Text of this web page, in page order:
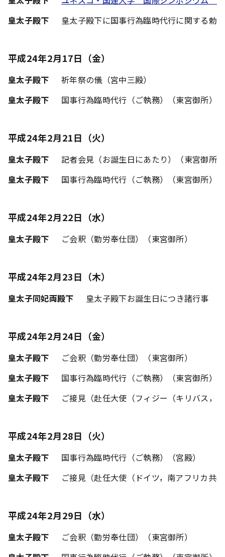
皇太子殿下
皇太子殿下に国事行為臨時代行に関する勅
平成24年2月17日（金）
皇太子殿下
祈年祭の儀（宮中三殿）
皇太子殿下
国事行為臨時代行（ご執務）（東宮御所）
平成24年2月21日（火）
皇太子殿下
記者会見（お誕生日にあたり）（東宮御所）
皇太子殿下
国事行為臨時代行（ご執務）（東宮御所）
平成24年2月22日（水）
皇太子殿下 ご会釈（勤労奉仕団）（東宮御所）
平成24年2月23日（木）
皇太子同妃両殿下 皇太子殿下お誕生日につき諸行事
平成24年2月24日（金）
皇太子殿下
ご会釈（勤労奉仕団）（東宮御所）
皇太子殿下
国事行為臨時代行（ご執務）（東宮御所）
皇太子殿下
ご接見（赴任大使（フィジー（キリバス，
平成24年2月28日（火）
皇太子殿下
国事行為臨時代行（ご執務）（宮殿）
皇太子殿下
ご接見（赴任大使（ドイツ，南アフリカ共
平成24年2月29日（水）
皇太子殿下
ご会釈（勤労奉仕団）（東宮御所）